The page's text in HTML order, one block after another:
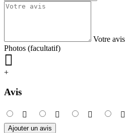
Votre avis
Photos (facultatif)
+
Avis
Ajouter un avis